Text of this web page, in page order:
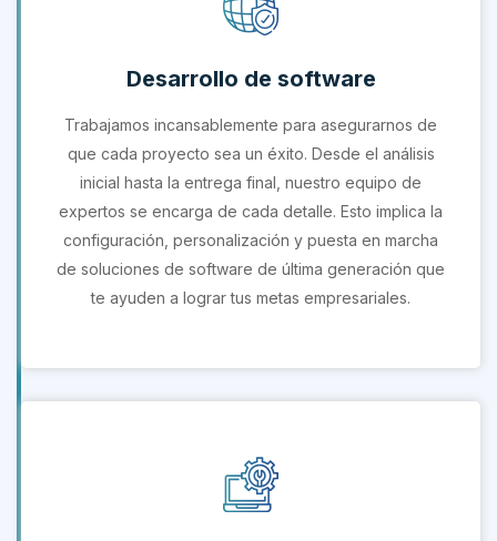
Desarrollo de software
Trabajamos incansablemente para asegurarnos de
que cada proyecto sea un éxito. Desde el análisis
inicial hasta la entrega final, nuestro equipo de
expertos se encarga de cada detalle. Esto implica la
configuración, personalización y puesta en marcha
de soluciones de software de última generación que
te ayuden a lograr tus metas empresariales.